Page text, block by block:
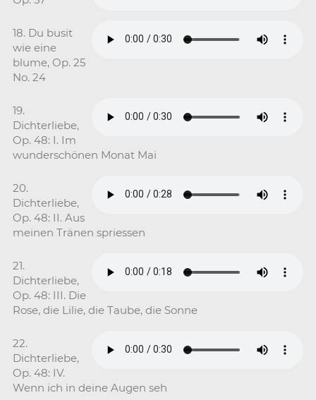
18. Du busit
wie eine
blume, Op. 25
No. 24
19.
Dichterliebe,
Op. 48: I. Im
wunderschönen Monat Mai
20.
Dichterliebe,
Op. 48: II. Aus
meinen Tränen spriessen
21.
Dichterliebe,
Op. 48: III. Die
Rose, die Lilie, die Taube, die Sonne
22.
Dichterliebe,
Op. 48: IV.
Wenn ich in deine Augen seh